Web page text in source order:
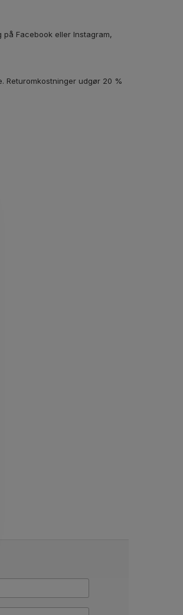
Facebook eller Instagram,
Returomkostninger udgør 20 %